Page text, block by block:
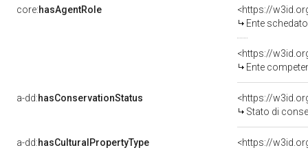
core:hasAgentRole
<https://
Ente schedatore del
<https://
Ente
a-dd:hasConservationStatus
<https://
Stato di
a-dd:hasCulturalPropertyType
<https://